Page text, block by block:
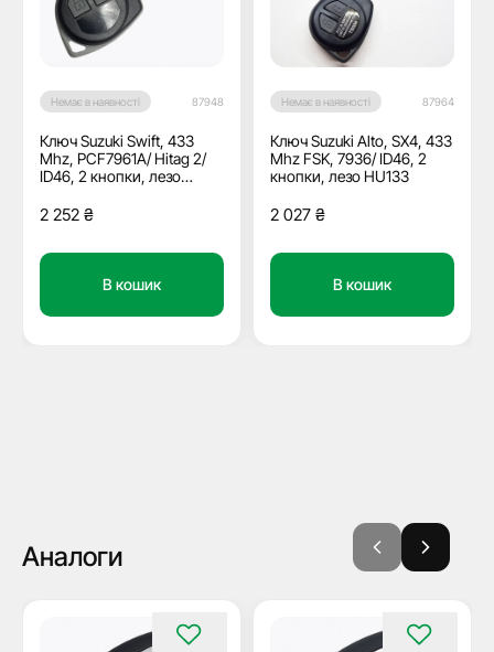
Немає в наявності 87948
Ключ Suzuki Swift, 433
Mhz, PCF7961A/ Hitag 2/
ID46, 2 кнопки, лезо
2 252 ₴
В кошик
Немає в наявності 87964
Ключ Suzuki Alto, SX4, 433
Mhz FSK, 7936/ ID46, 2
кнопки, лезо HU133
2 027 ₴
В кошик
Аналоги